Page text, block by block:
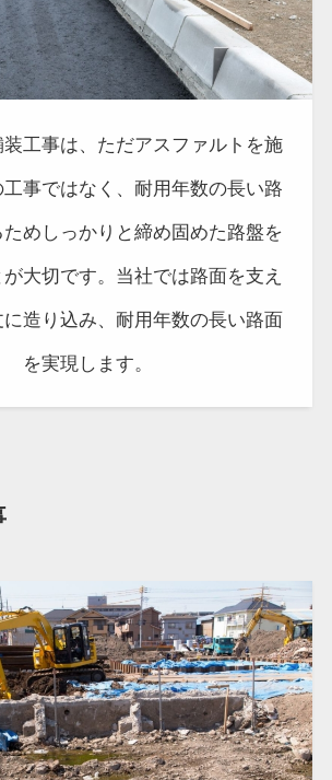
工事は、ただアスファルトを施
事ではなく、耐用年数の長い路
めしっかりと締め固めた路盤を
大切です。当社では路面を支え
造り込み、耐用年数の長い路面
を実現します。